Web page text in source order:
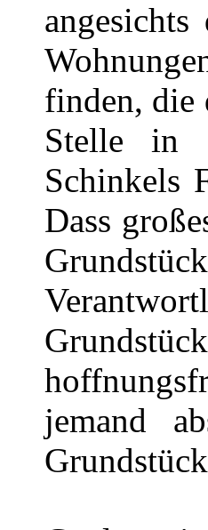
finden, die
Stelle in
Schinkels
Dass
jemand